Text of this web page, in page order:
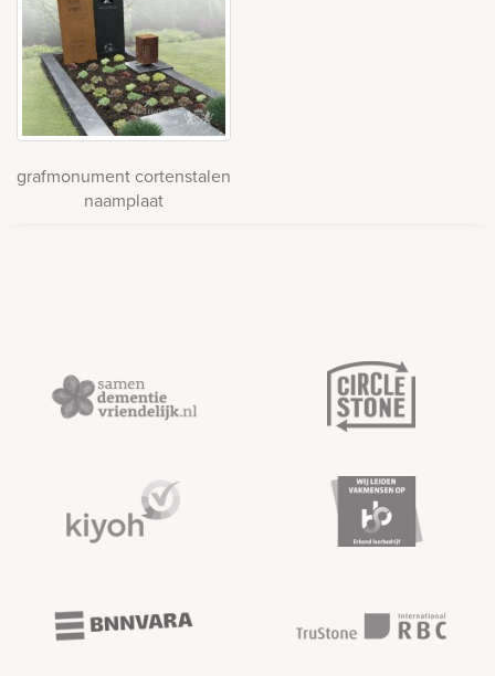
grafmonument cortenstalen
naamplaat